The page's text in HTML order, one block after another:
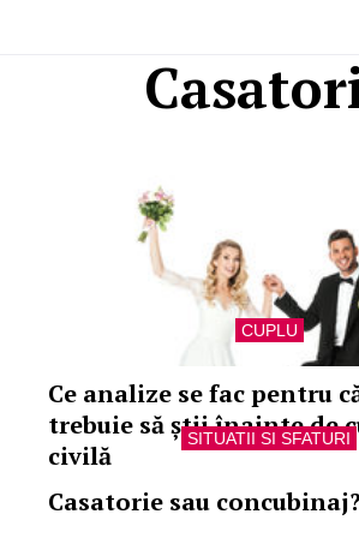
CUPLU
Ce analize se fac pentru
trebuie să știi înainte de
civilă
SITUATII SI SFATURI
Casatorie sau concubinaj?